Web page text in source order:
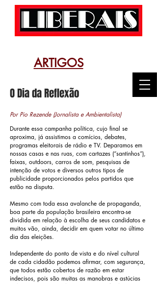
ARTIGOS
O Dia da Reflexão
Por Pio Rezende (Jornalista e Ambientalista)
Durante essa campanha política, cujo final se
aproxima, já assistimos a comícios, debates,
programas eleitorais de rádio e TV. Deparamos em
nossas casas e nas ruas, com cartazes (“santinhos”),
faixas, outdoors, carros de som, pesquisas de
intenção de votos e diversos outros tipos de
publicidade proporcionados pelos partidos que
estão na disputa.
Mesmo com toda essa avalanche de propaganda,
boa parte da população brasileira encontra-se
dividida em relação à escolha de seus candidatos e
muitos vão, ainda, decidir em quem votar no último
dia das eleições.
Independente do ponto de vista e do nível cultural
de cada cidadão podemos afirmar, com segurança,
que todos estão cobertos de razão em estar
indecisos, pois são muitas as manobras e astúcias